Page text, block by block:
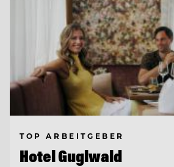
TOP ARBEITGEBER
Hotel Guglwald